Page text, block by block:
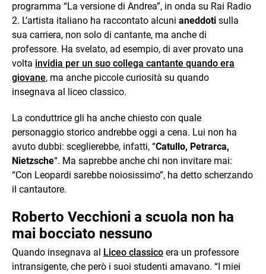
programma “La versione di Andrea”, in onda su Rai Radio
2. L’artista italiano ha raccontato alcuni aneddoti sulla
sua carriera, non solo di cantante, ma anche di
professore. Ha svelato, ad esempio, di aver provato una
volta invidia per un suo collega cantante quando era
giovane, ma anche piccole curiosità su quando
insegnava al liceo classico.
La conduttrice gli ha anche chiesto con quale
personaggio storico andrebbe oggi a cena. Lui non ha
avuto dubbi: sceglierebbe, infatti, “Catullo, Petrarca,
Nietzsche“. Ma saprebbe anche chi non invitare mai:
“Con Leopardi sarebbe noiosissimo”, ha detto scherzando
il cantautore.
Roberto Vecchioni a scuola non ha
mai bocciato nessuno
Quando insegnava al Liceo classico era un professore
intransigente, che però i suoi studenti amavano. “I miei